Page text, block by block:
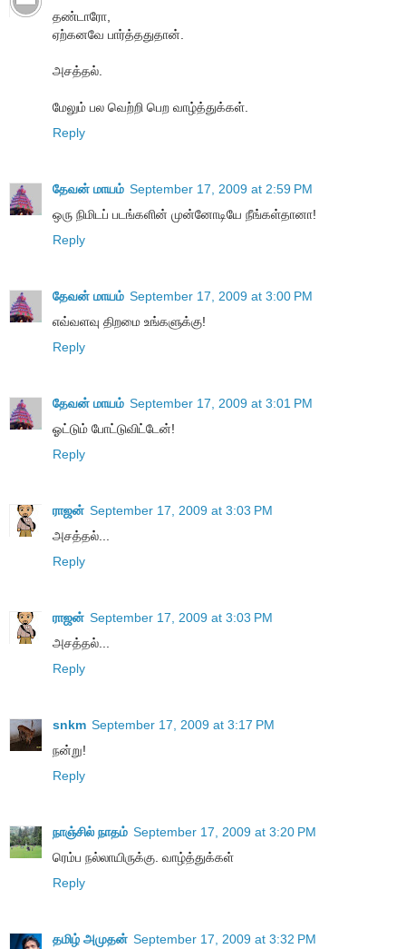
தண்டாரோ,
ஏற்கனவே பார்த்ததுதான்.
அசத்தல்.
மேலும் பல வெற்றி பெற வாழ்த்துக்கள்.
Reply
தேவன் மாயம் September 17, 2009 at 2:59 PM
ஒரு நிமிடப் படங்களின் முன்னோடியே நீங்கள்தானா!
Reply
தேவன் மாயம் September 17, 2009 at 3:00 PM
எவ்வளவு திறமை உங்களுக்கு!
Reply
தேவன் மாயம் September 17, 2009 at 3:01 PM
ஓட்டும் போட்டுவிட்டேன்!
Reply
ராஜன் September 17, 2009 at 3:03 PM
அசத்தல்...
Reply
ராஜன் September 17, 2009 at 3:03 PM
அசத்தல்...
Reply
snkm September 17, 2009 at 3:17 PM
நன்று!
Reply
நாஞ்சில் நாதம் September 17, 2009 at 3:20 PM
ரெம்ப நல்லாயிருக்கு. வாழ்த்துக்கள்
Reply
தமிழ் அமுதன் September 17, 2009 at 3:32 PM